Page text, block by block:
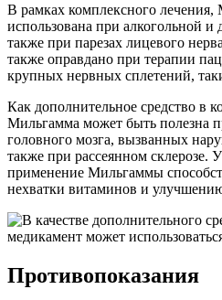
В рамках комплексного
использована при алкогольной и
также при парезах лицевого
также оправдано при терапии
крупных нервных сплетений,
Как дополнительное средство в
Мильгамма может быть полезна
головного мозга, вызванных
также при рассеянном склерозе.
применение Мильгаммы
нехватки витаминов и
Противопоказания